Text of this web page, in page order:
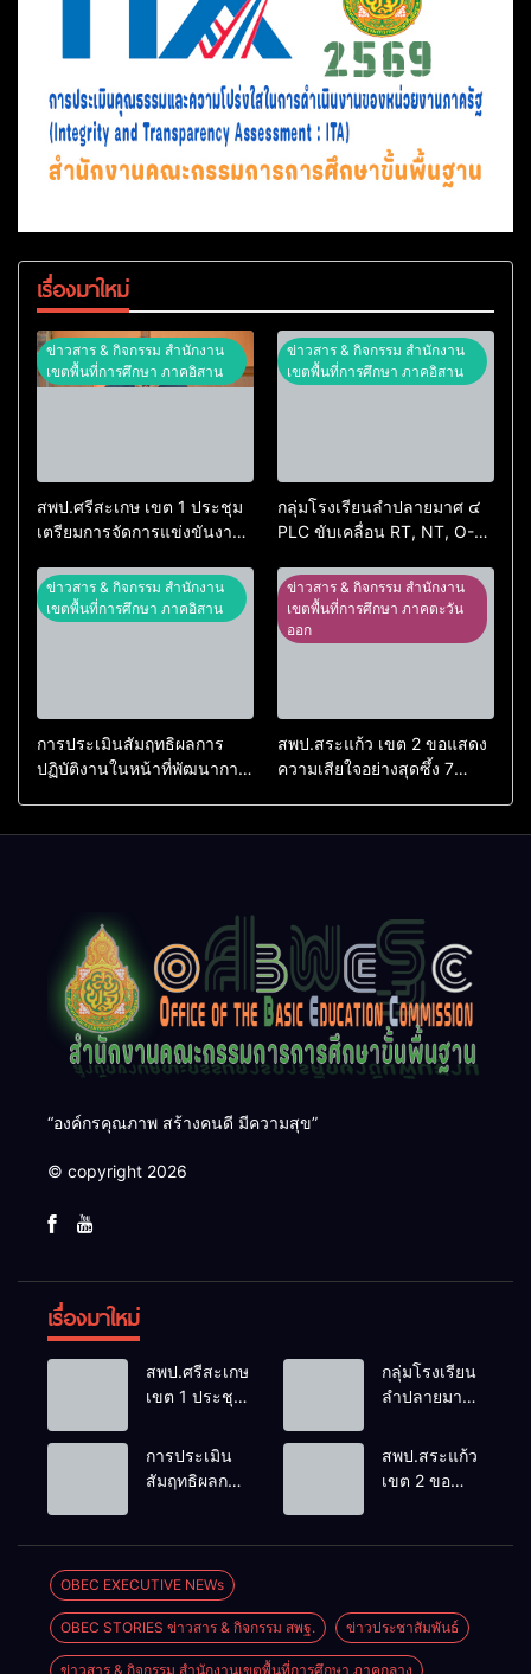
เรื่องมาใหม่
ข่าวสาร & กิจกรรม สำนักงาน
เขตพื้นที่การศึกษา ภาคอิสาน
สพป.ศรีสะเกษ เขต 1 ประชุม
เตรียมการจัดการแข่งขันงาน
74 ปีการศึกษา 2569
ข่าวสาร & กิจกรรม สำนักงาน
เขตพื้นที่การศึกษา ภาคอิสาน
กลุ่มโรงเรียนลำปลายมาศ ๔
PLC ขับเคลื่อน RT, NT, O-
ข่าวสาร & กิจกรรม สำนักงาน
เขตพื้นที่การศึกษา ภาคอิสาน
การประเมินสัมฤทธิผลการ
ปฏิบัติงานในหน้าที่พัฒนาการ
ข่าวสาร & กิจกรรม สำนักงาน
เขตพื้นที่การศึกษา ภาคตะวัน
ออก
สพป.สระแก้ว เขต 2 ขอแสดง
ความเสียใจอย่างสุดซึ้ง 7
“องค์กรคุณภาพ สร้างคนดี มีความสุข”
© copyright 2026
เรื่องมาใหม่
สพป.ศรีสะเกษ
เขต 1 ประชุม
จัดการ
แข่งขันงาน
ศิลปหัตถกรรม
74 ปีการ
ศึกษา 2569
กลุ่มโรงเรียน
ลำปลายมาศ
เคลื่อน RT,
NT, O-NET
การประเมิน
สัมฤทธิผลการ
ศึกษา
ตำแหน่ง รอง
ผู้อำนวยการ
สถานศึกษา
สพป.สระแก้ว
เขต 2 ขอ
OBEC EXECUTIVE NEWs
OBEC STORIES ข่าวสาร & กิจกรรม สพฐ. ข่าวประชาสัมพันธ์
ข่าวสาร & กิจกรรม สำนักงานเขตพื้นที่การศึกษา ภาคกลาง